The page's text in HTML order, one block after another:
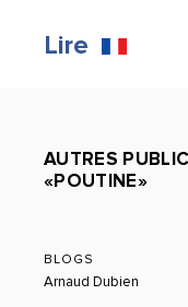
Lire
AUTRES
«POUTINE»
BLOGS
Arnaud Dubien